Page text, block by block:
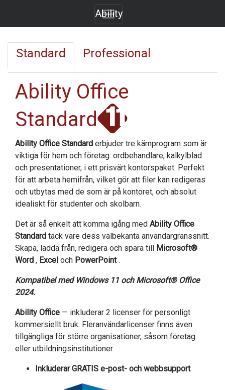
Ability
Standard Professional
Ability Office
Standard
Ability Office Standard erbjuder tre kärnprogram som är
viktiga för hem och företag: ordbehandlare, kalkylblad
och presentationer, i ett prisvärt kontorspaket. Perfekt
för att arbeta hemifrån, vilket gör att filer kan redigeras
och utbytas med de som är på kontoret, och absolut
idealiskt för studenter och skolbarn.
Det är så enkelt att komma igång med Ability Office
Standard tack vare dess välbekanta användargränssnitt.
Skapa, ladda från, redigera och spara till Microsoft®
Word , Excel och PowerPoint.
Kompatibel med Windows 11 och Microsoft® Office
2024.
Ability Office — inkluderar 2 licenser för personligt
kommersiellt bruk. Fleranvändarlicenser finns även
tillgängliga för större organisationer, såsom företag
eller utbildningsinstitutioner.
Inkluderar GRATIS e-post- och webbsupport